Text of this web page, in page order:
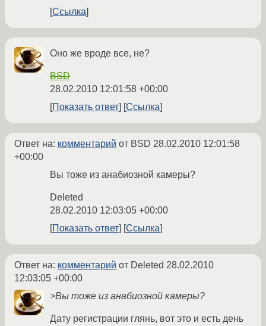
Ссылка
Оно же вроде все, не?
BSD
28.02.2010 12:01:58 +00:00
Показать ответ
Ссылка
Ответ на: комментарий от BSD 28.02.2010 12:01:58
+00:00
Вы тоже из анабиозной камеры?
Deleted
28.02.2010 12:03:05 +00:00
Показать ответ
Ссылка
Ответ на: комментарий от Deleted 28.02.2010
12:03:05 +00:00
>Вы тоже из анабиозной камеры?
Дату регистрации глянь, вот это и есть день